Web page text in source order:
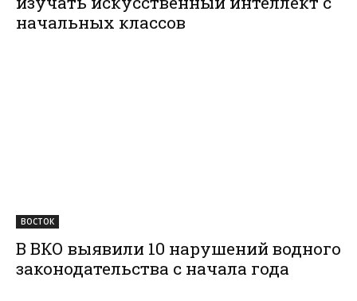
начальных классов
ВОСТОК
В ВКО выявили 10 нарушений водного
законодательства с начала года